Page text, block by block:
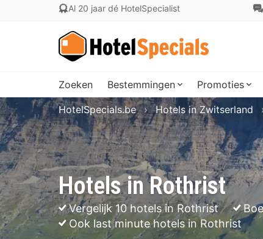
Al 20 jaar dé HotelSpecialist
Zoeken Bestemmingen Promoties
Hotels in Rothrist
Vergelijk 10 hotels in Rothrist
Ook last minute hotels in Rothrist
HotelSpecials.be Hotels in Zwitserland